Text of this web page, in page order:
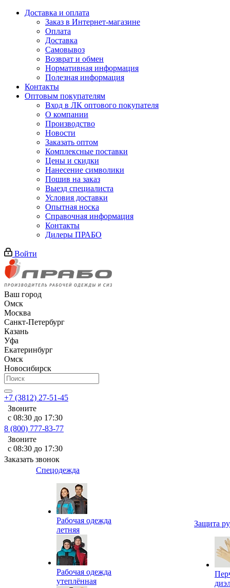
Доставка и оплата
Заказ в Интернет-магазине
Оплата
Доставка
Самовывоз
Возврат и обмен
Нормативная информация
Полезная информация
Контакты
Оптовым покупателям
Вход в ЛК оптового покупателя
О компании
Производство
Новости
Заказать оптом
Комплексные поставки
Цены и скидки
Нанесение символики
Пошив на заказ
Выезд специалиста
Условия доставки
Опытная носка
Справочная информация
Контакты
Дилеры ПРАБО
Войти
Ваш город
Омск
Москва
Санкт-Петербург
Казань
Уфа
Екатеринбург
Омск
Новосибирск
+7 (3812) 27-51-45
Звоните
с 08:30 до 17:30
8 (800) 777-83-77
Звоните
с 08:30 до 17:30
Заказать звонок
Спецодежда
Рабочая одежда
летняя
Рабочая одежда
утеплённая
Защита